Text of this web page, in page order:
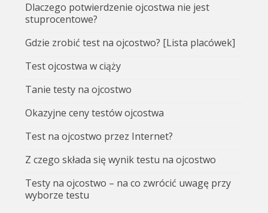
Dlaczego potwierdzenie ojcostwa nie jest
stuprocentowe?
Gdzie zrobić test na ojcostwo? [Lista placówek]
Test ojcostwa w ciąży
Tanie testy na ojcostwo
Okazyjne ceny testów ojcostwa
Test na ojcostwo przez Internet?
Z czego składa się wynik testu na ojcostwo
Testy na ojcostwo – na co zwrócić uwagę przy
wyborze testu